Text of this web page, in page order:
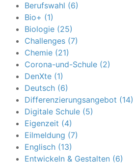
Berufswahl (6)
Bio+ (1)
Biologie (25)
Challenges (7)
Chemie (21)
Corona-und-Schule (2)
DenXte (1)
Deutsch (6)
Differenzierungsangebot (14)
Digitale Schule (5)
Eigenzeit (4)
Eilmeldung (7)
Englisch (13)
Entwickeln & Gestalten (6)